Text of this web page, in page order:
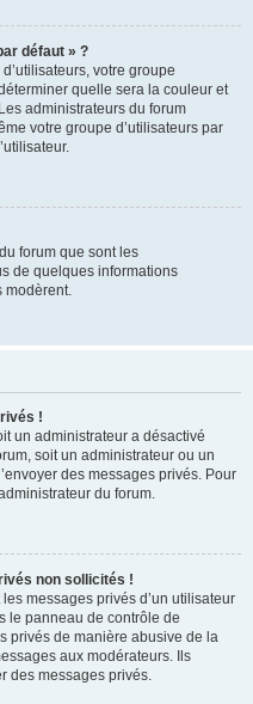
défaut » ?
votre groupe
quelle sera la couleur et
administrateurs du forum
votre groupe d’utilisateurs par
forum que sont les
de quelques informations
modèrent.
!
un administrateur a désactivé
soit un administrateur ou un
des messages privés. Pour
du forum.
non sollicités !
messages privés d’un utilisateur
le panneau de contrôle de
privés de manière abusive de la
aux modérateurs. Ils
des messages privés.